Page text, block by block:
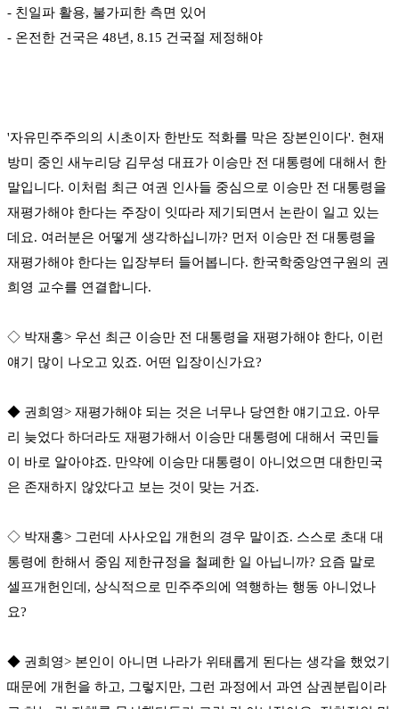
- 친일파 활용, 불가피한 측면 있어
- 온전한 건국은 48년, 8.15 건국절 제정해야
'자유민주주의의 시초이자 한반도 적화를 막은 장본인이다'. 현재
방미 중인 새누리당 김무성 대표가 이승만 전 대통령에 대해서 한
말입니다. 이처럼 최근 여권 인사들 중심으로 이승만 전 대통령을
재평가해야 한다는 주장이 잇따라 제기되면서 논란이 일고 있는
데요. 여러분은 어떻게 생각하십니까? 먼저 이승만 전 대통령을
재평가해야 한다는 입장부터 들어봅니다. 한국학중앙연구원의 권
희영 교수를 연결합니다.
◇ 박재홍> 우선 최근 이승만 전 대통령을 재평가해야 한다, 이런
얘기 많이 나오고 있죠. 어떤 입장이신가요?
◆ 권희영> 재평가해야 되는 것은 너무나 당연한 얘기고요. 아무
리 늦었다 하더라도 재평가해서 이승만 대통령에 대해서 국민들
이 바로 알아야죠. 만약에 이승만 대통령이 아니었으면 대한민국
은 존재하지 않았다고 보는 것이 맞는 거죠.
◇ 박재홍> 그런데 사사오입 개헌의 경우 말이죠. 스스로 초대 대
통령에 한해서 중임 제한규정을 철폐한 일 아닙니까? 요즘 말로
셀프개헌인데, 상식적으로 민주주의에 역행하는 행동 아니었나
요?
◆ 권희영> 본인이 아니면 나라가 위태롭게 된다는 생각을 했었기
때문에 개헌을 하고, 그렇지만, 그런 과정에서 과연 삼권분립이라